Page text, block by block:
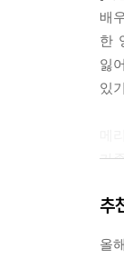
배
한
잃
있
가
운
추
올